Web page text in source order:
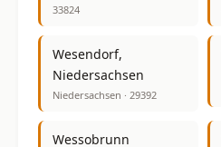
33824
Wesendorf,
Niedersachsen
Niedersachsen · 29392
Wessobrunn